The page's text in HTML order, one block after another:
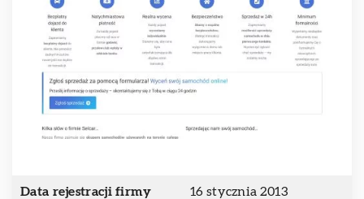
Data rejestracji firmy 16 stycznia 2013